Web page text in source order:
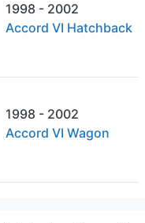
1998 - 2002
Accord VI Hatchback
1998 - 2002
Accord VI Wagon